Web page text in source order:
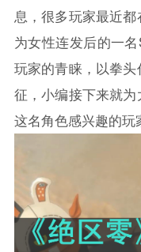
息，很多玩家最近
为女性连发后的一
玩家的青睐，以拳
征，小编接下来就
这名角色感兴趣的玩